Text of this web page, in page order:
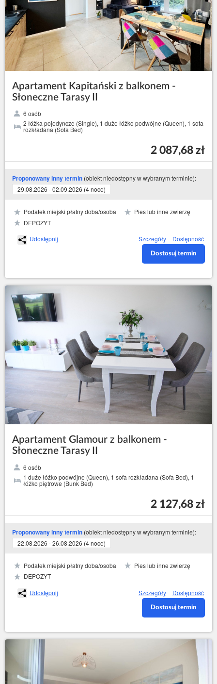
Apartament Kapitański z balkonem -
Słoneczne Tarasy II
6 osób
2 łóżka pojedyncze (Single), 1 duże łóżko podwójne (Queen), 1 sofa
rozkładana (Sofa Bed)
2 087,68 zł
Proponowany inny termin (obiekt niedostępny w wybranym terminie):
29.08.2026 - 02.09.2026 (4 noce)
Podatek miejski płatny doba/osoba
Pies lub inne zwierzę
DEPOZYT
Udostępnij
Szczegóły Dostępność
Dostosuj termin
Apartament Glamour z balkonem -
Słoneczne Tarasy II
6 osób
1 duże łóżko podwójne (Queen), 1 sofa rozkładana (Sofa Bed), 1
łóżko piętrowe (Bunk Bed)
2 127,68 zł
Proponowany inny termin (obiekt niedostępny w wybranym terminie):
22.08.2026 - 26.08.2026 (4 noce)
Podatek miejski płatny doba/osoba
Pies lub inne zwierzę
DEPOZYT
Udostępnij
Szczegóły Dostępność
Dostosuj termin